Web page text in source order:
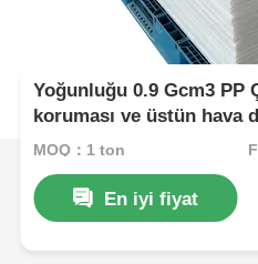
Yoğunluğu 0.9 Gcm3 PP
koruması ve üstün hava
sunar. Dış mekanlar için
MOQ：1 ton
En iyi fiyat